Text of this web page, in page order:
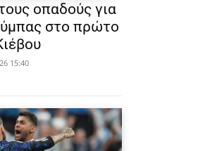
οπαδούς για
στο πρώτο
15:40